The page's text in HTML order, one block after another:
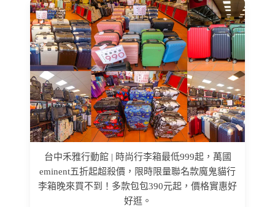
台中禾雅行動館 | 時尚行李箱最低999起，萬國
eminent五折起超殺價，限時限量聯名款魔鬼貓行
李箱晚來買不到！多款包包390元起，價格實惠好
好逛。